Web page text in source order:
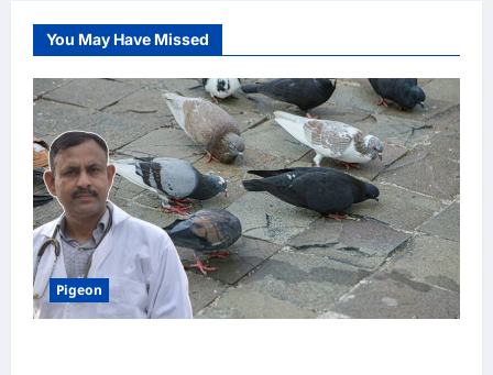
You May Have Missed
Pigeon